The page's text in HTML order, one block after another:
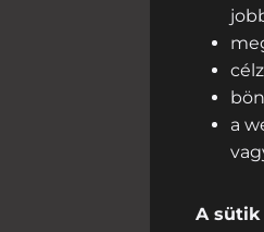
a
A